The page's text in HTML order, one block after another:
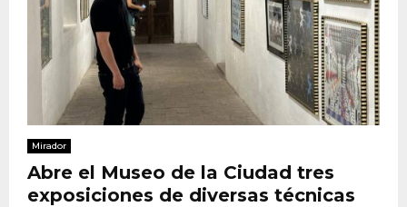
Mirador
Abre el Museo de la Ciudad tres
exposiciones de diversas técnicas